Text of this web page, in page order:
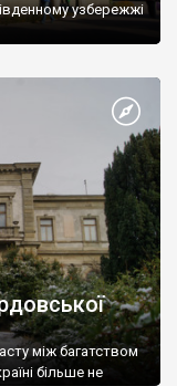
узбережжі
між багатством
більше не